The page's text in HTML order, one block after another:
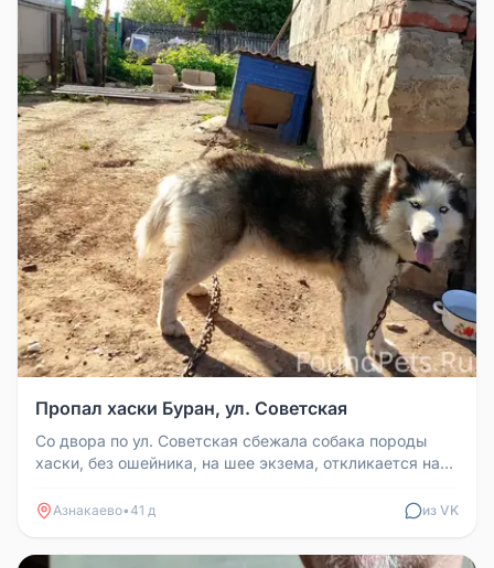
Пропал хаски Буран, ул. Советская
Со двора по ул. Советская сбежала собака породы
хаски, без ошейника, на шее экзема, откликается на
Азнакаево•41 д из VK